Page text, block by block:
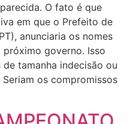
O fato é que
em que o Prefeito de
anunciaria os nomes
governo. Isso
tamanha indecisão ou
os compromissos